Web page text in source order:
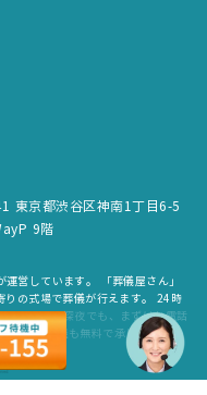
東京都渋谷区神南1丁目6-5
9階
営しています。 「葬儀屋さん」
の式場で葬儀が行えます。 24時
早朝でも深夜でも、まずはお電話
用のご相談も無料で承ります。